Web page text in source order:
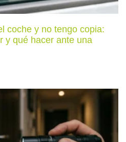
coche y no tengo copia:
y qué hacer ante una